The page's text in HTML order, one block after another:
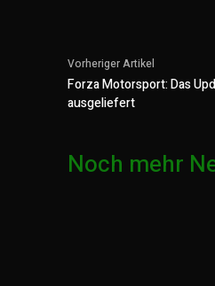
Vorheriger Artikel
Forza Motorsport: Das
ausgeliefert
Noch mehr